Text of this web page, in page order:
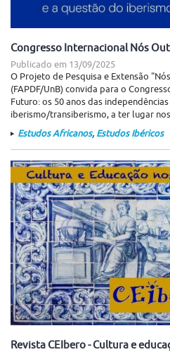
Congresso Internacional Nós
Publicado em 13/09/2025
O Projeto de Pesquisa e Extensão
(FAPDF/UnB) convida para o
Futuro: os 50 anos das
iberismo/transiberismo, a ter lugar nos
Estudos Africanos, Estudos Ibéricos
Revista CEIbero - Cultura e